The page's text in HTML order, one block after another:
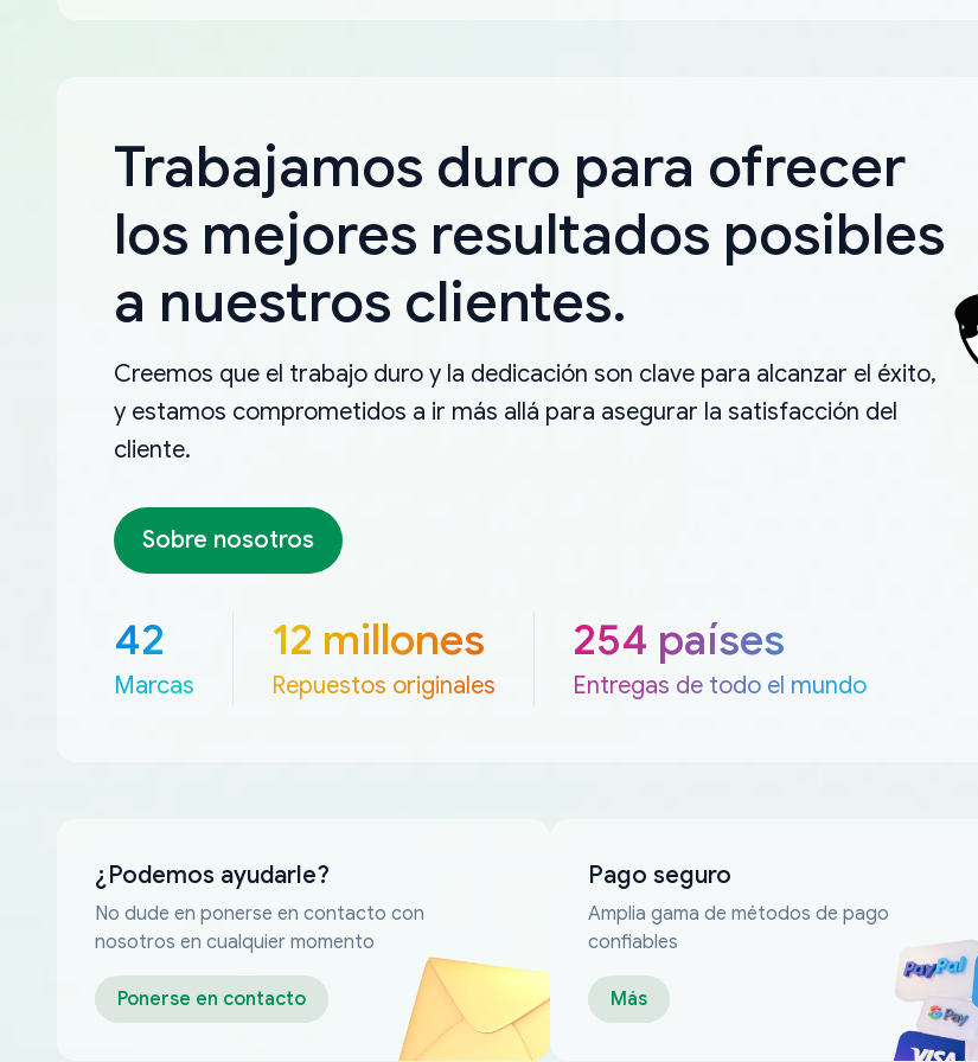
Trabajamos duro para ofrecer
los mejores resultados posibles
a nuestros clientes.
Creemos que el trabajo duro y la dedicación son clave para alcanzar el éxito,
y estamos comprometidos a ir más allá para asegurar la satisfacción del
cliente.
Sobre nosotros
42
Marcas
12 millones
Repuestos originales
254 países
Entregas de todo el mundo
¿Podemos ayudarle?
No dude en ponerse en contacto con
nosotros en cualquier momento
Ponerse en contacto
Pago seguro
Amplia gama de métodos de pago
confiables
Más